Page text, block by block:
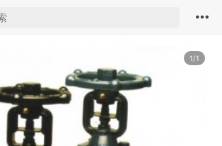
1/1